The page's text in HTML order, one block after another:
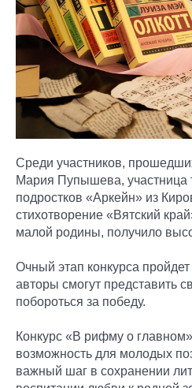
Среди участников,
Мария Пупышева, участница
подростков «Аркейн» из
стихотворение «Вятский
малой родины, получило
Очный этап конкурса
авторы смогут представить
побороться за победу.
Конкурс «В рифму о
возможность для молодых
важный шаг в сохранении